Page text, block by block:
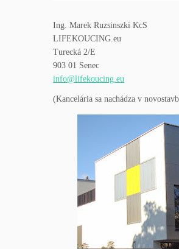
Ing. Marek Ruzsinszki KcS
LIFEKOUCING.eu
Turecká 2/E
903 01 Senec
info@lifekoucing.eu
(Kancelária sa nachádza v